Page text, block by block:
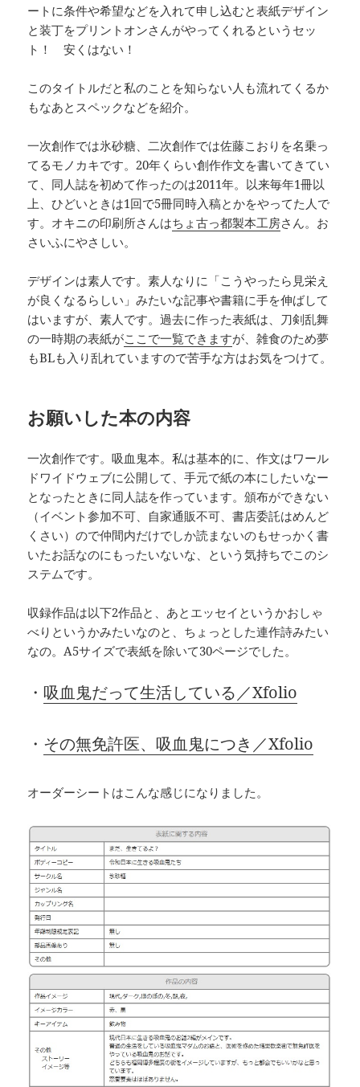
ートに条件や希望などを入れて申し込むと表紙デザイン
と装丁をプリントオンさんがやってくれるというセッ
ト！ 安くはない！
このタイトルだと私のことを知らない人も流れてくるか
もなあとスペックなどを紹介。
一次創作では氷砂糖、二次創作では佐藤こおりを名乗っ
てるモノカキです。20年くらい創作作文を書いてきてい
て、同人誌を初めて作ったのは2011年。以来毎年1冊以
上、ひどいときは1回で5冊同時入稿とかをやってた人で
す。オキニの印刷所さんはちょ古っ都製本工房さん。お
さいふにやさしい。
デザインは素人です。素人なりに「こうやったら見栄え
が良くなるらしい」みたいな記事や書籍に手を伸ばして
はいますが、素人です。過去に作った表紙は、刀剣乱舞
の一時期の表紙がここで一覧できますが、雑食のため夢
もBLも入り乱れていますので苦手な方はお気をつけて。
お願いした本の内容
一次創作です。吸血鬼本。私は基本的に、作文はワール
ドワイドウェブに公開して、手元で紙の本にしたいなー
となったときに同人誌を作っています。頒布ができない
（イベント参加不可、自家通販不可、書店委託はめんど
くさい）ので仲間内だけでしか読まないのもせっかく書
いたお話なのにもったいないな、という気持ちでこのシ
ステムです。
収録作品は以下2作品と、あとエッセイというかおしゃ
べりというかみたいなのと、ちょっとした連作詩みたい
なの。A5サイズで表紙を除いて30ページでした。
・ 吸血鬼だって生活している／Xfolio
・ その無免許医、吸血鬼につき／Xfolio
オーダーシートはこんな感じになりました。